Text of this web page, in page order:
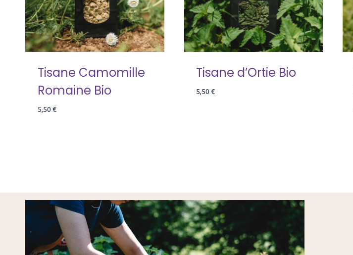
Tisane Camomille
Romaine Bio
5,50 €
Tisane d’Ortie Bio
5,50 €